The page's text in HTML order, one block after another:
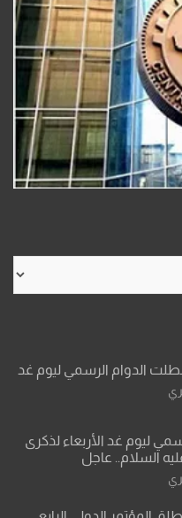
الدوام الرسمي ليوم غد
ليوم غد الأربعاء لذكرى
السلام.. عاجل